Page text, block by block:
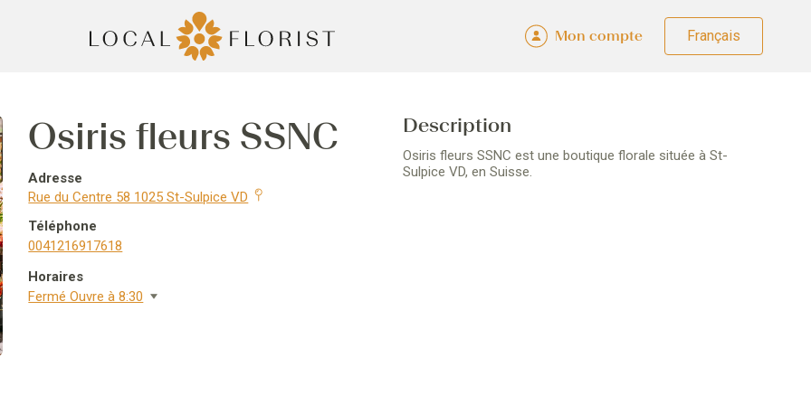
Mon compte
Osiris fleurs SSNC
Adresse
Rue du Centre 58 1025 St-Sulpice VD
Téléphone
0041216917618
Horaires
Fermé Ouvre à 8:30
Description
Osiris fleurs SSNC est une boutique florale située à St-
Sulpice VD, en Suisse.